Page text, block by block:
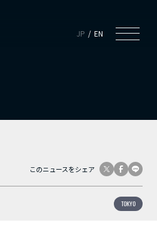
JP EN
このニュースをシェア
TOKYO